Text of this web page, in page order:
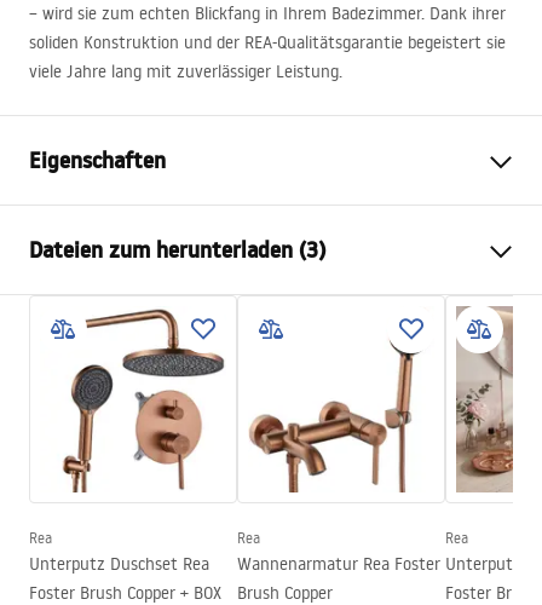
– wird sie zum echten Blickfang in Ihrem Badezimmer. Dank ihrer
soliden Konstruktion und der REA-Qualitätsgarantie begeistert sie
viele Jahre lang mit zuverlässiger Leistung.
Eigenschaften
Montageart
Standarmatur
Farbe
Gebürsteter Stahl
Auslaufart
Feststehend
Material
Auslauf Reichweite
150 mm
Höhe
287mm
Beschichtungstechnologie
PVD
Anschuss Durchmesser
Garantie
5 jahre
Dateien zum herunterladen (3)
Garantiebedingungen
Warranty_Terms_and_Conditions_Faucets_-_5.pdf
Montageanleitung
faucet.pdf
Sicherheitsinformationen
Rea
Unterputz Duschset Rea
Foster Brush Copper + BOX
Rea
Wannenarmatur Rea Foster
Brush Copper
Rea
Unterputz
Foster Brush